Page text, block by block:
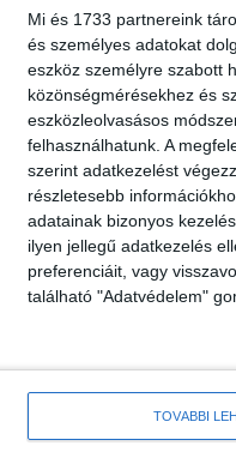
Mi és 1733 partnereink
és személyes adatokat
eszköz személyre szabott
közönségmérésekhez és
eszközleolvasásos
felhasználhatunk. A
szerint adatkezelést
részletesebb
adatainak bizonyos
ilyen jellegű adatkezelés
preferenciáit, vagy
található "Adatvédelem"
TOVÁBBI